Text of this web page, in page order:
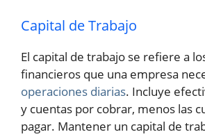
Capital de Trabajo
El capital de trabajo se refiere a
financieros que una empresa
operaciones diarias. Incluye
y cuentas por cobrar, menos las
pagar. Mantener un capital de